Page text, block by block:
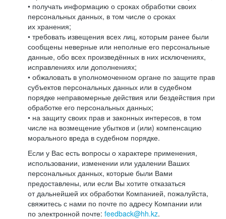
• получать информацию о сроках обработки своих
персональных данных, в том числе о сроках
их хранения;
• требовать извещения всех лиц, которым ранее были
сообщены неверные или неполные его персональные
данные, обо всех произведённых в них исключениях,
исправлениях или дополнениях;
• обжаловать в уполномоченном органе по защите прав
субъектов персональных данных или в судебном
порядке неправомерные действия или бездействия при
обработке его персональных данных;
• на защиту своих прав и законных интересов, в том
числе на возмещение убытков и (или) компенсацию
морального вреда в судебном порядке.
Если у Вас есть вопросы о характере применения,
использовании, изменении или удалении Ваших
персональных данных, которые были Вами
предоставлены, или если Вы хотите отказаться
от дальнейшей их обработки Компанией, пожалуйста,
свяжитесь с нами по почте по адресу Компании или
по электронной почте: feedback@hh.kz.